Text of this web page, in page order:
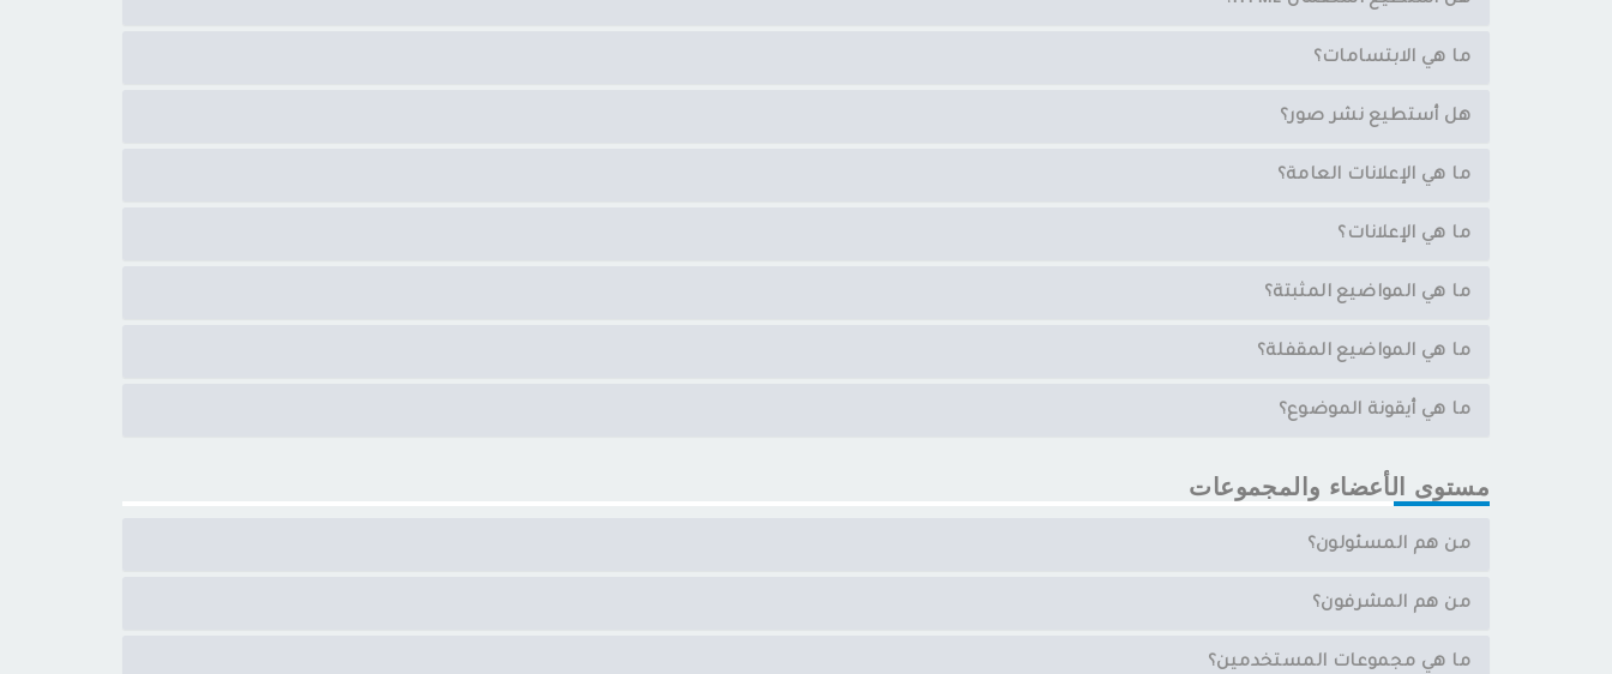
ما هي الابتسامات؟
هل أستطيع نشر صور؟
ما هي الإعلانات العامة؟
ما هي الإعلانات؟
ما هي المواضيع المثبتة؟
ما هي المواضيع المقفلة؟
ما هي أيقونة الموضوع؟
مستوى الأعضاء والمجموعات
من هم المسئولون؟
من هم المشرفون؟
ما هي مجموعات المستخدمين؟